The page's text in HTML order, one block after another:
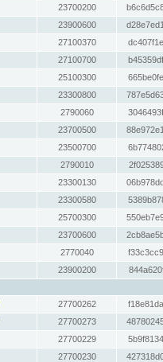
23700200
23900600
27100370
27100700
25100300
23300800
2790060
23700500
23500700
2790010
23300130
23300580
25700300
23700600
2770040
23900200
27700262
27700273
27700229
27700230